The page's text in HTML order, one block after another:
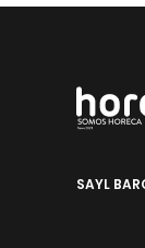
SAYL